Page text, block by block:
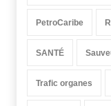
PetroCaribe
SANTÉ
Trafic organes